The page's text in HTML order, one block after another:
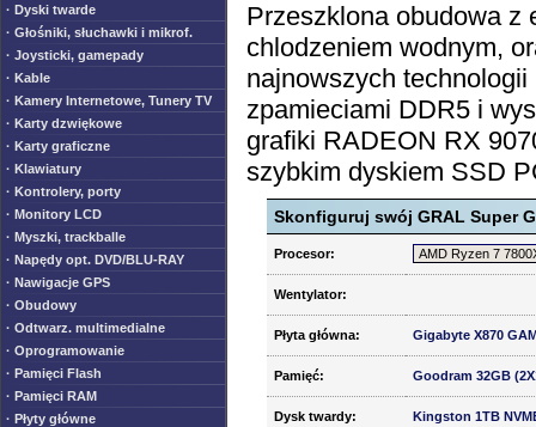
· Dyski twarde
· Głośniki, słuchawki i mikrof.
· Joysticki, gamepady
· Kable
· Kamery Internetowe, Tunery TV
· Karty dzwiękowe
· Karty graficzne
· Klawiatury
· Kontrolery, porty
· Monitory LCD
· Myszki, trackballe
· Napędy opt. DVD/BLU-RAY
· Nawigacje GPS
· Obudowy
· Odtwarz. multimedialne
· Oprogramowanie
· Pamięci Flash
· Pamięci RAM
· Płyty główne
Przeszklona obudowa z
chlodzeniem wodnym,
najnowszych technologii
zpamieciami DDR5 i
grafiki RADEON RX
szybkim dyskiem SSD
Skonfiguruj swój GRAL Super
Procesor:
Wentylator:
Płyta główna: Gigabyte X870
Pamięć: Goodram 32GB
Dysk twardy: Kingston 1TB